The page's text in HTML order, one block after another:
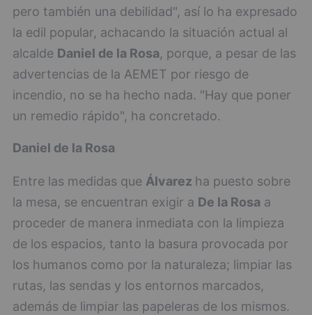
pero también una debilidad", así lo ha expresado
la edil popular, achacando la situación actual al
alcalde Daniel de la Rosa, porque, a pesar de las
advertencias de la AEMET por riesgo de
incendio, no se ha hecho nada. "Hay que poner
un remedio rápido", ha concretado.
Daniel de la Rosa
Entre las medidas que Álvarez ha puesto sobre
la mesa, se encuentran exigir a De la Rosa a
proceder de manera inmediata con la limpieza
de los espacios, tanto la basura provocada por
los humanos como por la naturaleza; limpiar las
rutas, las sendas y los entornos marcados,
además de limpiar las papeleras de los mismos.